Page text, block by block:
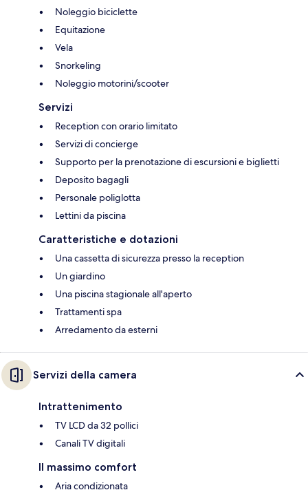
Noleggio biciclette
Equitazione
Vela
Snorkeling
Noleggio motorini/scooter
Servizi
Reception con orario limitato
Servizi di concierge
Supporto per la prenotazione di escursioni e biglietti
Deposito bagagli
Personale poliglotta
Lettini da piscina
Caratteristiche e dotazioni
Una cassetta di sicurezza presso la reception
Un giardino
Una piscina stagionale all'aperto
Trattamenti spa
Arredamento da esterni
Servizi della camera
Intrattenimento
TV LCD da 32 pollici
Canali TV digitali
Il massimo comfort
Aria condizionata